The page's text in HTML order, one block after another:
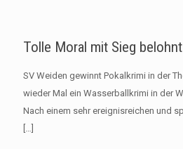
Tolle Moral mit Sieg belohnt
SV Weiden gewinnt Pokalkrimi in der
wieder Mal ein Wasserballkrimi in der
Nach einem sehr ereignisreichen und
[…]